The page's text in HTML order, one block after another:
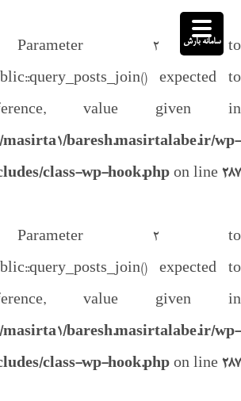
2 to
expected to
value given in
masirta1/baresh.masirtalabe.ir/wp-
class-wp-hook.php on line 287
2 to
expected to
value given in
masirta1/baresh.masirtalabe.ir/wp-
class-wp-hook.php on line 287
سامانه بارش